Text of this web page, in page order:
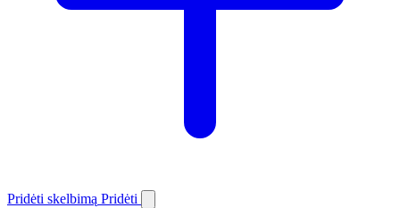
Pridėti skelbimą Pridėti